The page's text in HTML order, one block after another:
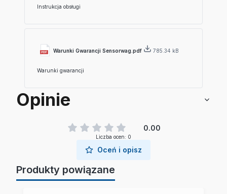
Instrukcja obsługi
Warunki Gwarancji Sensorwag.pdf 785.34 kB
Warunki gwarancji
Opinie
0.00
Liczba ocen: 0
Oceń i opisz
Produkty powiązane